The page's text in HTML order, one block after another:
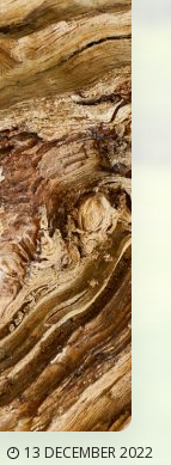
13 DECEMBER 2022